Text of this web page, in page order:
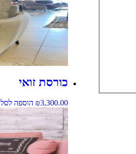
כורסת זואי
₪3,300.00 הוספה לסל